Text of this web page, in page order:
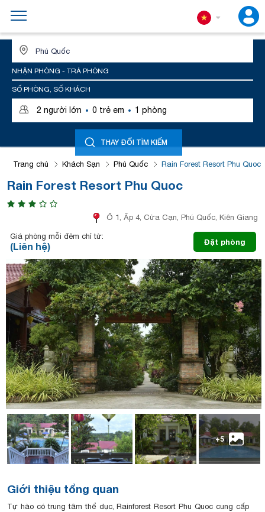
NHẬN PHÒNG - TRẢ PHÒNG
SỐ PHÒNG, SỐ KHÁCH
2 người lớn · 0 trẻ em · 1 phòng
THAY ĐỔI TÌM KIẾM
Trang chủ Khách Sạn Phú Quốc Rain Forest Resort Phu Quoc
Rain Forest Resort Phu Quoc
Ổ 1, Ấp 4, Cửa Cạn, Phú Quốc, Kiên Giang
Giá phòng mỗi đêm chỉ từ:
(Liên hệ) Đặt phòng
+5
Giới thiệu tổng quan
Tự hào có trung tâm thể dục, Rainforest Resort Phu Quoc cung cấp